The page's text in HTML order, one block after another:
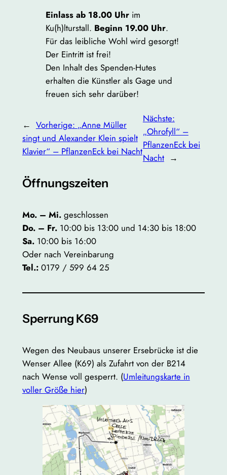
Einlass ab 18.00 Uhrim
Ku(h)lturstall. Beginn 19.00 Uhr.
Für das leibliche Wohl wird gesorgt!
Der Eintritt ist frei!
Den Inhalt des Spenden-Hutes
erhalten die Künstler als Gage und
freuen sich sehr darüber!
← Vorherige: „Anne Müller
singt und Alexander Klein spielt
Klavier“ – PflanzenEck bei Nacht
Nächste:
„Ohrofyll“ –
PflanzenEck bei
Nacht →
Öffnungszeiten
Mo. – Mi.geschlossen
Do. – Fr. 10:00 bis 13:00 und 14:30 bis 18:00
Sa.10:00 bis 16:00
Oder nach Vereinbarung
Tel.:0179 / 599 64 25
Sperrung K69
Wegen des Neubaus unserer Ersebrücke ist die
Wenser Allee (K69) als Zufahrt von der B214
nach Wense voll gesperrt. (Umleitungskarte in
voller Größe hier)